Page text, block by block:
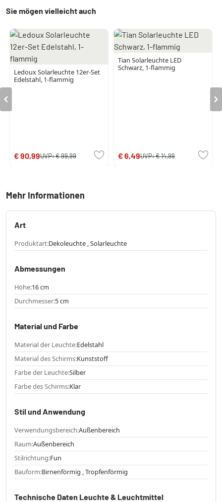
Sie mögen vielleicht auch
Ledoux Solarleuchte 12er-Set
Edelstahl, 1-flammig
€ 90,99UVP:€ 99,99
Tian Solarleuchte LED
Schwarz, 1-flammig
€ 6,49UVP:€ 14,99
Mehr Informationen
Art
Produktart:Dekoleuchte , Solarleuchte
Abmessungen
Höhe:16 cm
Durchmesser:5 cm
Material und Farbe
Material der Leuchte:Edelstahl
Material des Schirms:Kunststoff
Farbe der Leuchte:Silber
Farbe des Schirms:Klar
Stil und Anwendung
Verwendungsbereich:Außenbereich
Raum:Außenbereich
Stilrichtung:Fun
Bauform:Birnenförmig , Tropfenförmig
Technische Daten Leuchte & Leuchtmittel